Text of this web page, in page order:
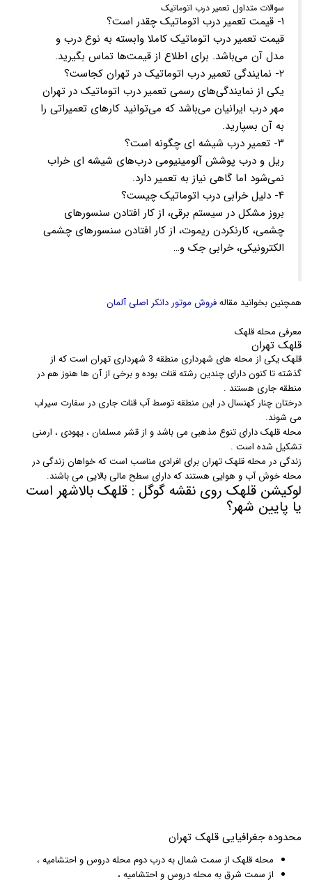
سوالات متداول تعمیر درب اتوماتیک
۱- قیمت تعمیر درب اتوماتیک چقدر است؟
قیمت تعمیر درب اتوماتیک کاملا وابسته به نوع درب و
مدل آن می‌باشد. برای اطلاع از قیمت‌ها تماس بگیرید.
۲- نمایندگی تعمیر درب اتوماتیک در تهران کجاست؟
یکی از نمایندگی‌های رسمی تعمیر درب اتوماتیک در تهران
مهر درب ایرانیان می‌باشد که می‌توانید کارهای تعمیراتی را
به آن بسپارید.
۳- تعمیر درب شیشه ای چگونه است؟
ریل و درب پوشش آلومینیومی درب‌های شیشه ای خراب
نمی‌شود اما گاهی نیاز به تعمیر دارد.
۴- دلیل خرابی درب اتوماتیک چیست؟
بروز مشکل در سیستم برقی، از کار افتادن سنسورهای
چشمی، کارنکردن ریموت، از کار افتادن سنسورهای چشمی
الکترونیکی، خرابی جک و…
همچنین بخوانید مقالهفروش موتور دانکر اصلی آلمان
معرفی محله قلهک
قلهک تهران
قلهک یکی از محله های شهرداری منطقه 3 شهرداری تهران است که از
گذشته تا کنون دارای چندین رشته قنات بوده و برخی از آن ها هنوز هم در
منطقه جاری هستند .
درختان چنار کهنسال در این منطقه توسط آب قنات جاری در سفارت سیراب
می شوند.
محله قلهک دارای تنوع مذهبی می باشد و از قشر مسلمان ، یهودی ، ارمنی
تشکیل شده است .
زندگی در محله قلهک تهران برای افرادی مناسب است که خواهان زندگی در
محله خوش آب و هوایی هستند که دارای سطح مالی بالایی می باشند.
لوکیشن قلهک روی نقشه گوگل : قلهک بالاشهر است
یا پایین شهر؟
محدوده جغرافیایی قلهک تهران
محله قلهک از سمت شمال به درب دوم محله دروس و احتشامیه ،
از سمت شرق به محله دروس و احتشامیه ،